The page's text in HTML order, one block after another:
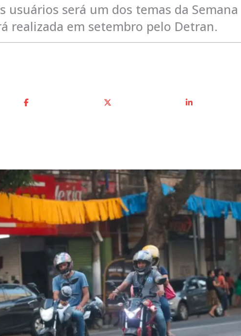
usuários será um dos temas da
realizada em setembro pelo Detran.